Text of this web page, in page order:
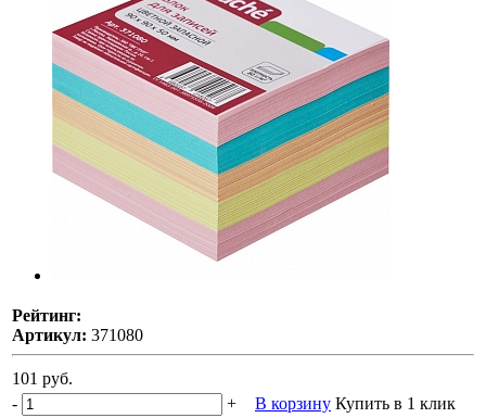
Рейтинг:
Артикул: 371080
101 руб.
-
+ В корзину Купить в 1 клик